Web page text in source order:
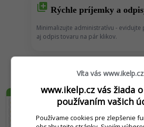
library_add Rýchle príjemky a
Minimalizujte administratívu - evidujte
aj odpis tovaru na pár klikov.
Víta vás www.ikelp.cz
www.ikelp.cz vás žiada
používaním vašich
Používame cookies pre zlepšenie